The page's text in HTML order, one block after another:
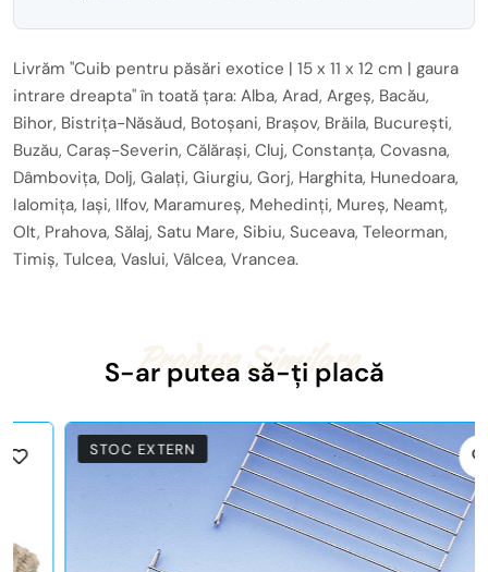
Livrăm "Cuib pentru păsări exotice | 15 x 11 x 12 cm | gaura
intrare dreapta" în toată țara: Alba, Arad, Argeș, Bacău,
Bihor, Bistrița-Năsăud, Botoșani, Brașov, Brăila, București,
Buzău, Caraș-Severin, Călărași, Cluj, Constanța, Covasna,
Dâmbovița, Dolj, Galați, Giurgiu, Gorj, Harghita, Hunedoara,
Ialomița, Iași, Ilfov, Maramureș, Mehedinți, Mureș, Neamț,
Olt, Prahova, Sălaj, Satu Mare, Sibiu, Suceava, Teleorman,
Timiș, Tulcea, Vaslui, Vâlcea, Vrancea.
Produse Similare
S-ar putea să-ți placă
STOC EXTERN